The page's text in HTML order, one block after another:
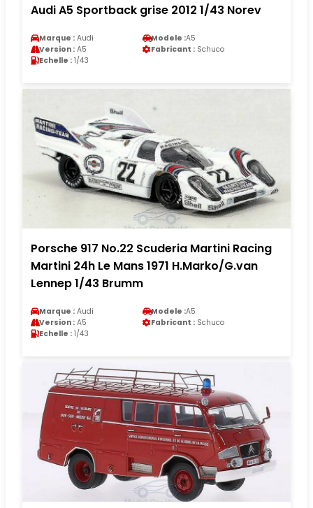
Audi A5 Sportback grise 2012 1/43 Norev
Marque : Audi Modele :A5
Version : A5 Fabricant : Schuco
Echelle : 1/43
Porsche 917 No.22 Scuderia Martini Racing
Martini 24h Le Mans 1971 H.Marko/G.van
Lennep 1/43 Brumm
Marque : Audi Modele :A5
Version : A5 Fabricant : Schuco
Echelle : 1/43